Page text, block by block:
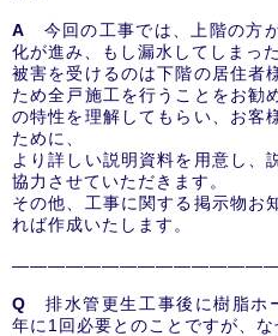
A 今回の工事では、上階の方
化が進み、もし漏水してしまった
被害を受けるのは下階の居住者
ため全戸施工を行うことをお勧
の特性を理解してもらい、お客
ために、
より詳しい説明資料を用意し、
協力させていただきます。
その他、工事に関する掲示物お
れば作成いたします。
Q 排水管更生工事後に樹脂ホ
年に1回必要とのことですが、な